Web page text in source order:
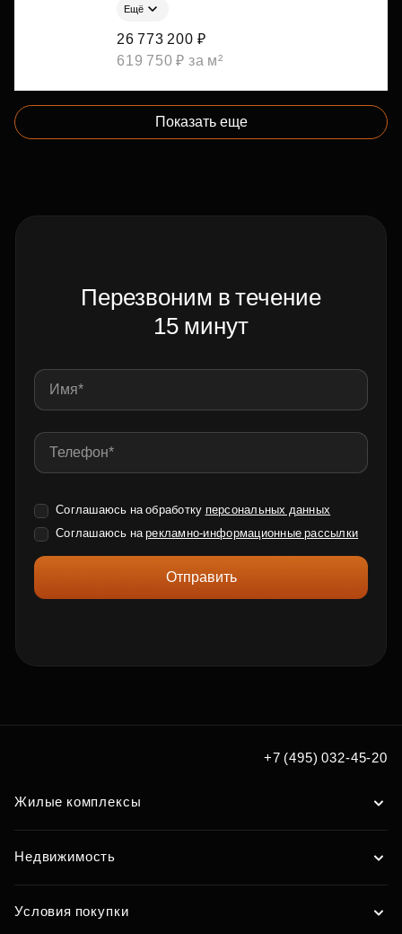
Ещё
26 773 200 ₽
619 750 ₽ за м²
Показать еще
Перезвоним в течение
15 минут
Соглашаюсь на обработку персональных данных
Соглашаюсь нарекламно-информационные рассылки
Отправить
+7 (495) 032-45-20
Жилые комплексы
Недвижимость
Условия покупки